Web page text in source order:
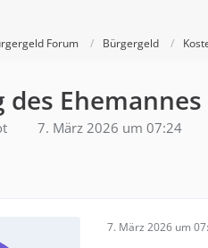
Forum Bürgergeld
des
7. März 2026 um 07:24
7. März 2026 um